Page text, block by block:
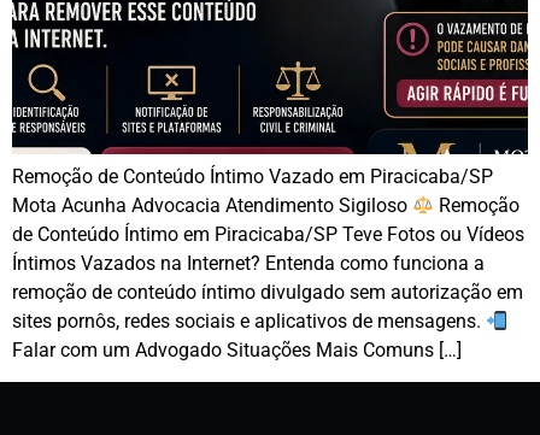
Remoção de Conteúdo Íntimo Vazado em Piracicaba/SP
Mota Acunha Advocacia Atendimento Sigiloso
Remoção
de Conteúdo Íntimo em Piracicaba/SP Teve Fotos ou Vídeos
Íntimos Vazados na Internet? Entenda como funciona a
remoção de conteúdo íntimo divulgado sem autorização em
sites pornôs, redes sociais e aplicativos de mensagens.
Falar com um Advogado Situações Mais Comuns […]